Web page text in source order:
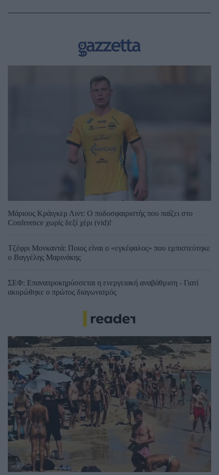
Μάριους Κράιγκερ Λιντ: Ο ποδοσφαιριστής που παίζει στο
Conference χωρίς δεξί χέρι (vid)!
Τζέφρι Μονκαντά: Ποιος είναι ο «εγκέφαλος» που εμπιστεύτηκε
ο Βαγγέλης Μαρινάκης
ΣΕΦ: Επαναπροκηρύσσεται η ενεργειακή αναβάθμιση - Γιατί
ακυρώθηκε ο πρώτος διαγωνισμός